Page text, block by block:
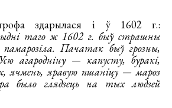
здарылася і ў 1602 г.:
таго ж 1602 г. быў страшны
памарозіла. Пачатак быў грозны,
агародніну — капусту, буракі,
ячмень, яравую пшаніцу — мароз
было глядзець на тых людзей